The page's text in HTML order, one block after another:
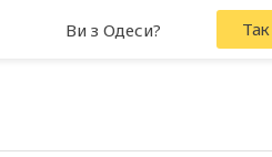
Ви з Одеси? Так